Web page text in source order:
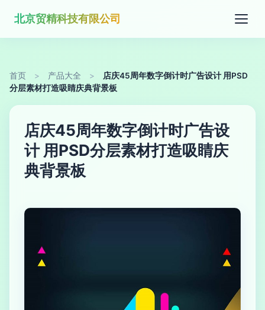
北京贸精科技有限公司
首页 > 产品大全 >
店庆45周年数字倒计时广告设计 用PSD
分层素材打造吸睛庆典背景板
店庆45周年数字倒计时广告设
计 用PSD分层素材打造吸睛庆
典背景板